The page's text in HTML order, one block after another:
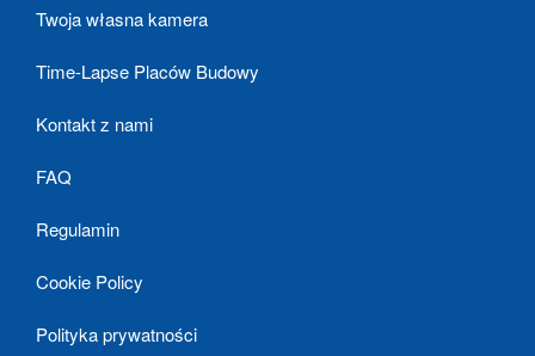
Twoja własna kamera
Time-Lapse Placów Budowy
Kontakt z nami
FAQ
Regulamin
Cookie Policy
Polityka prywatności